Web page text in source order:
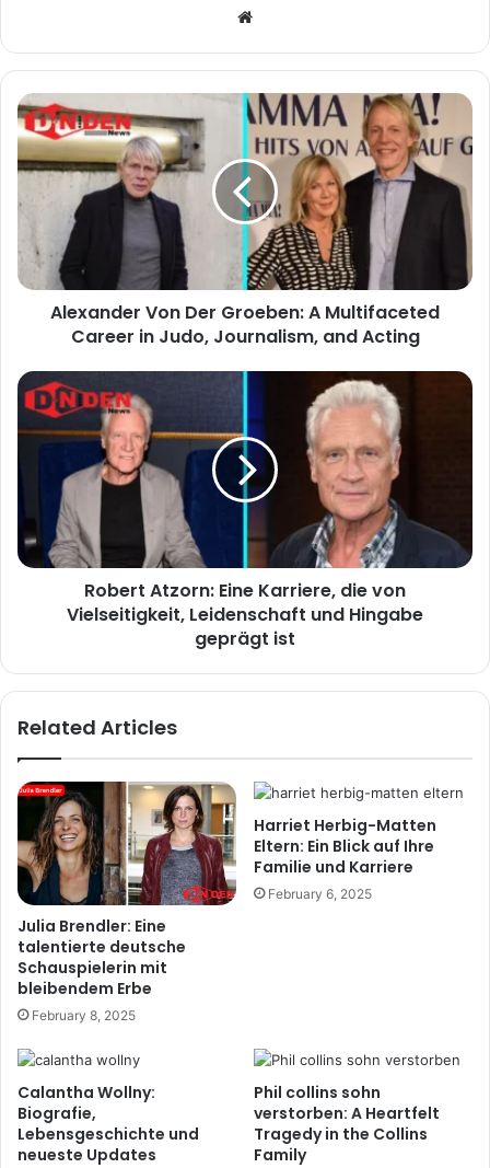
Website
Alexander Von Der Groeben: A Multifaceted
Career in Judo, Journalism, and Acting
Robert Atzorn: Eine Karriere, die von
Vielseitigkeit, Leidenschaft und Hingabe
geprägt ist
Related Articles
Julia Brendler: Eine
talentierte deutsche
Schauspielerin mit
bleibendem Erbe
February 8, 2025
Harriet Herbig-Matten
Eltern: Ein Blick auf Ihre
Familie und Karriere
February 6, 2025
Calantha Wollny:
Biografie,
Lebensgeschichte und
neueste Updates
Phil collins sohn
verstorben​: A Heartfelt
Tragedy in the Collins
Family